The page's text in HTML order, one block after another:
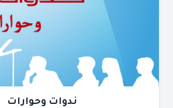
ندوات وحوارات